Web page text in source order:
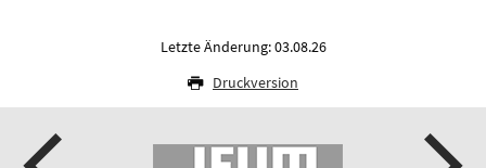
Letzte Änderung: 03.08.26
Druckversion